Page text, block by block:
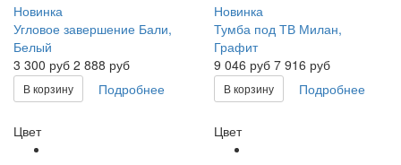
Новинка
Угловое завершение Бали,
Белый
3 300 руб 2 888 руб
В корзину Подробнее
Цвет
Новинка
Тумба под ТВ Милан,
Графит
9 046 руб 7 916 руб
В корзину Подробнее
Цвет